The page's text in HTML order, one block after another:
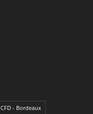
CFD - Bordeaux